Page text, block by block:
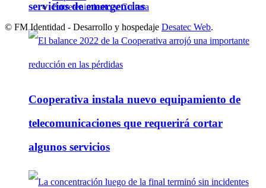
servicios de emergencias
Cooperativa instala nuevo equipamiento de
telecomunicaciones que requerirá cortar
algunos servicios
Entretenimiento y Cultura
© FM Identidad - Desarrollo y hospedaje Desatec Web.